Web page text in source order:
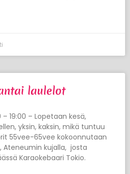
laulelot
– 19:00 – Lopetaan kesä,
yksin, kaksin, mikä tuntuu
55vee-65vee kokoonnutaan
Ateneumin kujalla, josta
Karaokebaari Tokio.